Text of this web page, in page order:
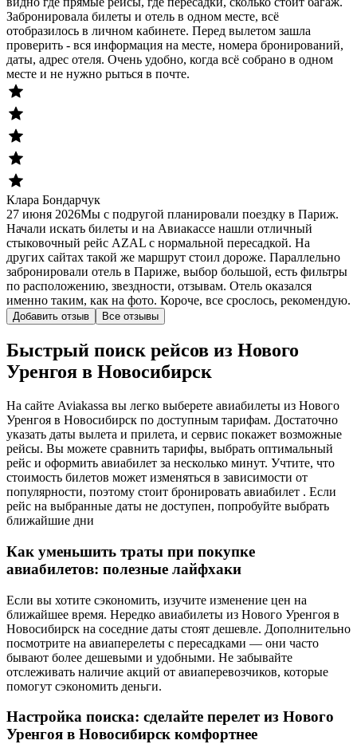
Забронировала билеты и отель в одном месте, всё
отобразилось в личном кабинете. Перед вылетом зашла
проверить - вся информация на месте, номера бронирований,
даты, адрес отеля. Очень удобно, когда всё собрано в одном
месте и не нужно рыться в почте.
Клара Бондарчук
27 июня 2026Мы с подругой планировали поездку в Париж.
Начали искать билеты и на Авиакассе нашли отличный
стыковочный рейс AZAL с нормальной пересадкой. На
других сайтах такой же маршрут стоил дороже. Параллельно
забронировали отель в Париже, выбор большой, есть фильтры
по расположению, звездности, отзывам. Отель оказался
именно таким, как на фото. Короче, все срослось, рекомендую.
Добавить отзыв Все отзывы
Быстрый поиск рейсов из Нового
Уренгоя в Новосибирск
На сайте Aviakassa вы легко выберете авиабилеты из Нового
Уренгоя в Новосибирск по доступным тарифам. Достаточно
указать даты вылета и прилета, и сервис покажет возможные
рейсы. Вы можете сравнить тарифы, выбрать оптимальный
рейс и оформить авиабилет за несколько минут. Учтите, что
стоимость билетов может изменяться в зависимости от
популярности, поэтому стоит бронировать авиабилет . Если
рейс на выбранные даты не доступен, попробуйте выбрать
ближайшие дни
Как уменьшить траты при покупке
авиабилетов: полезные лайфхаки
Если вы хотите сэкономить, изучите изменение цен на
ближайшее время. Нередко авиабилеты из Нового Уренгоя в
Новосибирск на соседние даты стоят дешевле. Дополнительно
посмотрите на авиаперелеты с пересадками — они часто
бывают более дешевыми и удобными. Не забывайте
отслеживать наличие акций от авиаперевозчиков, которые
помогут сэкономить деньги.
Настройка поиска: сделайте перелет из Нового
Уренгоя в Новосибирск комфортнее